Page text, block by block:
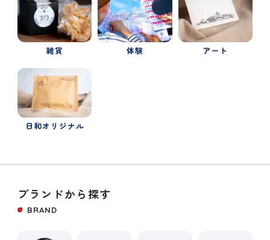
雑貨 体験 アート
日和オリジナル
ブランドから探す
BRAND